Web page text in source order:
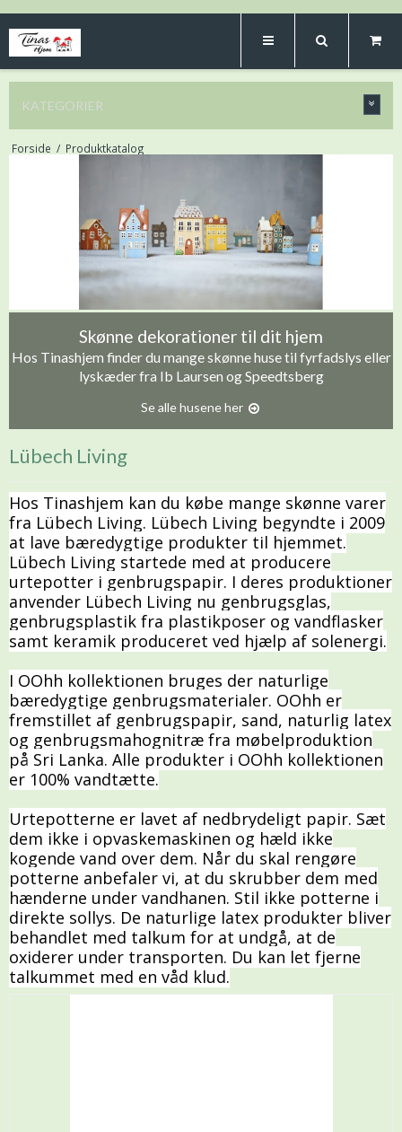
KATEGORIER
Forside / Produktkatalog
Skønne dekorationer til dit hjem
Hos Tinashjem finder du mange skønne huse til fyrfadslys eller
lyskæder fra Ib Laursen og Speedtsberg
Se alle husene her
Lübech Living
Hos Tinashjem kan du købe mange skønne varer
fra Lübech Living. Lübech Living begyndte i 2009
at lave bæredygtige produkter til hjemmet.
Lübech Living startede med at producere
urtepotter i genbrugspapir. I deres produktioner
anvender Lübech Living nu genbrugsglas,
genbrugsplastik fra plastikposer og vandflasker
samt keramik produceret ved hjælp af solenergi.
I OOhh kollektionen bruges der naturlige
bæredygtige genbrugsmaterialer. OOhh er
fremstillet af genbrugspapir, sand, naturlig latex
og genbrugsmahognitræ fra møbelproduktion
på Sri Lanka. Alle produkter i OOhh kollektionen
er 100% vandtætte.
Urtepotterne er lavet af nedbrydeligt papir. Sæt
dem ikke i opvaskemaskinen og hæld ikke
kogende vand over dem. Når du skal rengøre
potterne anbefaler vi, at du skrubber dem med
hænderne under vandhanen. Stil ikke potterne i
direkte sollys. De naturlige latex produkter bliver
behandlet med talkum for at undgå, at de
oxiderer under transporten. Du kan let fjerne
talkummet med en våd klud.